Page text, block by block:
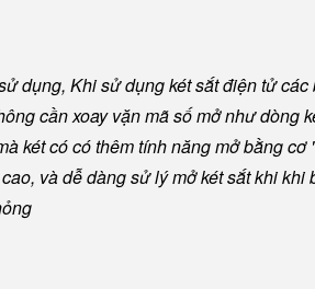
dụng, Khi sử dụng két sắt điện tử các
cần xoay vặn mã số mở như dòng
két có có thêm tính năng mở bằng cơ
và dễ dàng sử lý mở két sắt khi khi